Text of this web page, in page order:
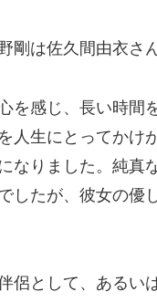
は佐久間由衣さ
感じ、長い時間
人生にとってかけ
なりました。純真
したが、彼女の優
として、あるい